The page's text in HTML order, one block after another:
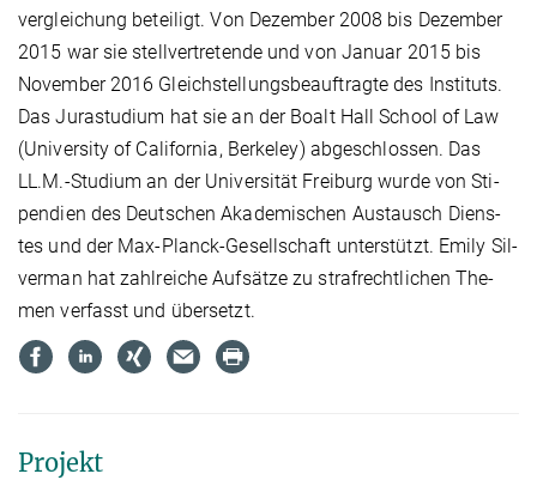
verglei­chung be­tei­ligt. Von De­zem­ber 2008 bis De­zem­ber
2015 war sie stell­ver­tre­ten­de und von Ja­nu­ar 2015 bis
Novem­ber 2016 Gleich­stel­lungs­be­auf­trag­te des In­sti­tuts.
Das Ju­ra­stu­di­um hat sie an der Boalt Hall School of Law
(Univer­si­ty of Ca­li­for­nia, Ber­ke­ley) ab­ge­schlos­sen. Das
LL.M.-Stu­di­um an der Uni­ver­si­tät Frei­burg wur­de von Sti­
pen­di­en des Deut­schen Aka­de­mi­schen Aus­tausch Diens­
tes und der Max-Planck-Ge­sell­schaft un­ter­stützt. Emi­ly Sil­
ver­man hat zahl­rei­che Auf­sät­ze zu straf­recht­li­chen The­
men ver­fasst und über­setzt.
Projekt